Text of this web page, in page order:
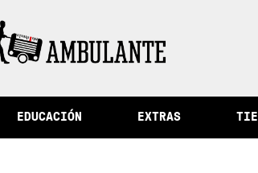
historias del Perú
EDUCACIÓN EXTRAS